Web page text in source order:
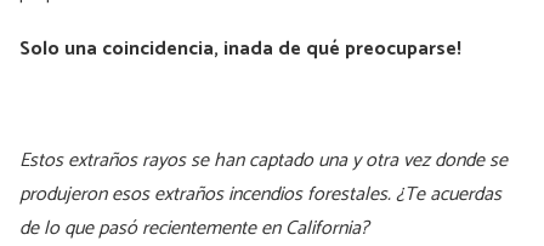
Solo una coincidencia, ¡nada de qué preocuparse!
Estos extraños rayos se han captado una y otra vez donde se
produjeron esos extraños incendios forestales. ¿Te acuerdas
de lo que pasó recientemente en California?